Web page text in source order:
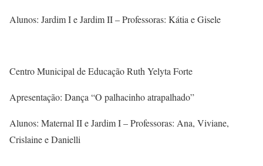
Alunos: Jardim I e Jardim II – Professoras: Kátia e Gisele
Centro Municipal de Educação Ruth Yelyta Forte
Apresentação: Dança “O palhacinho atrapalhado”
Alunos: Maternal II e Jardim I – Professoras: Ana, Viviane,
Crislaine e Danielli